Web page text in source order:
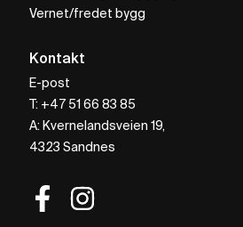
Vernet/fredet bygg
Kontakt
E-post
T: +47 51 66 83 85
A: Kvernelandsveien 19,
4323 Sandnes